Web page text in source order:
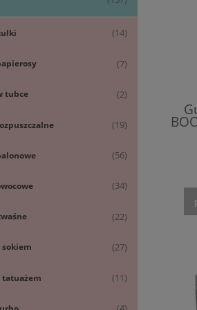
(14)
(7)
tubce (2)
(19)
(56)
(34)
(22)
sokiem (27)
tatuażem (11)